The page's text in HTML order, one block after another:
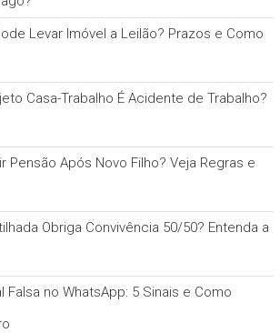
Levar Imóvel a Leilão? Prazos e Como
Casa-Trabalho É Acidente de Trabalho?
Pensão Após Novo Filho? Veja Regras e
Obriga Convivência 50/50? Entenda a
Falsa no WhatsApp: 5 Sinais e Como